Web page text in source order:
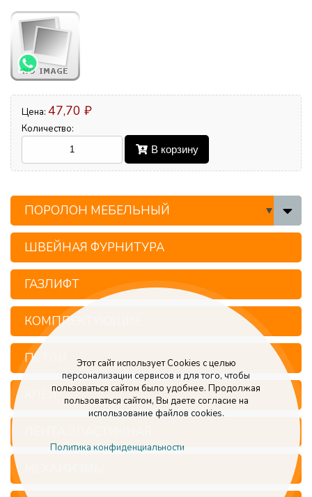
Этот сайт использует Cookies с целью
персонализации сервисов и для того, чтобы
пользоваться сайтом было удобнее. Продолжая
пользоваться сайтом, Вы даете согласие на
использование файлов cookies.
Политика конфиденциальности
Цена: 47,70 ₽
Количество:
В корзину
ПОРОЛОН МЕБЕЛЬНЫЙ
ШВЕЙНАЯ ФУРНИТУРА
ГАЗЛИФТ
КОМПЛЕКТУЮЩИЕ
ПЕТЛИ
КЛЕЙ